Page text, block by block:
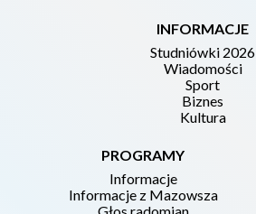
INFORMACJE
Studniówki 2026
Wiadomości
Sport
Biznes
Kultura
PROGRAMY
Informacje
Informacje z Mazowsza